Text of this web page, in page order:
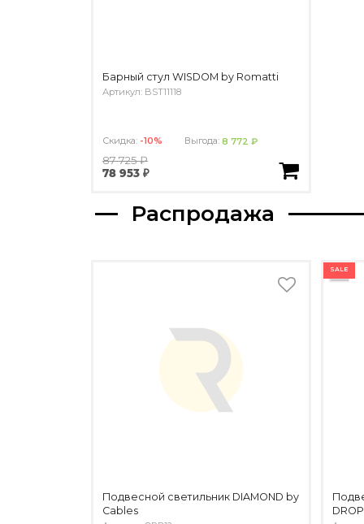
Барный стул WISDOM by Romatti
Артикул: BST11118
Скидка: -10% Выгода:8 772 ₽
87 725 ₽
78 953 ₽
Распродажа
Подвесной светильник DIAMOND by
Cables
SALE